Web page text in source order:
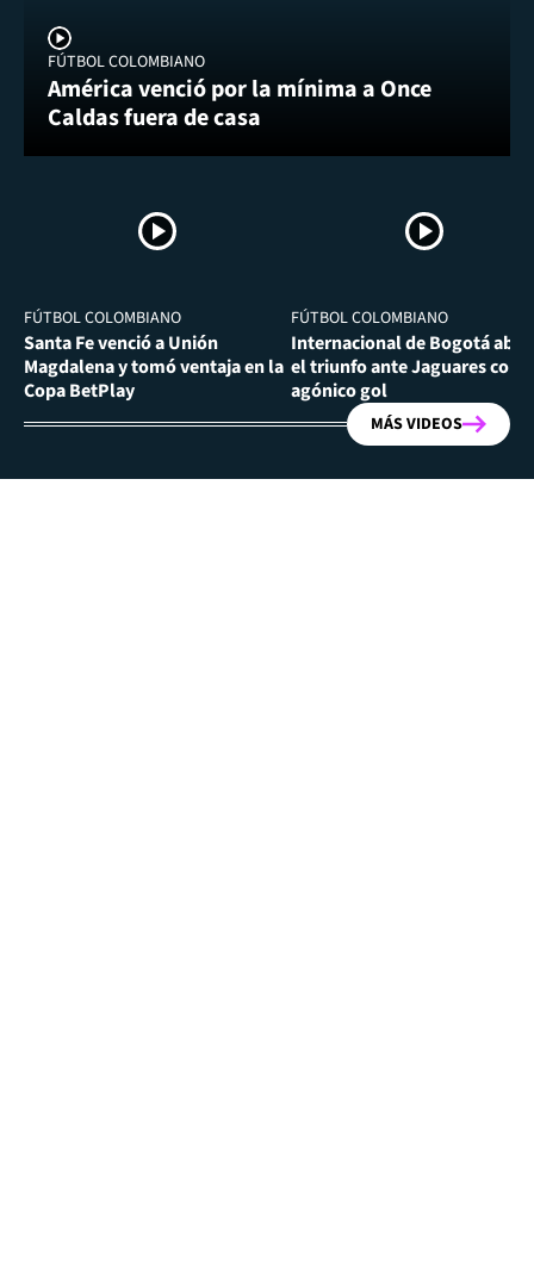
FÚTBOL COLOMBIANO
América venció por la mínima a Once
Caldas fuera de casa
FÚTBOL COLOMBIANO
Santa Fe venció a Unión
Magdalena y tomó ventaja en la
Copa BetPlay
FÚTBOL COLOMBIANO
Internacional de Bogotá
el triunfo ante Jaguares con
agónico gol
MÁS VIDEOS